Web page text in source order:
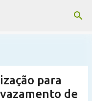
principal
para
de